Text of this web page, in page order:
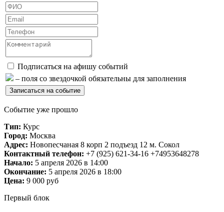
Подписаться на афишу событий
– поля со звездочкой обязательны для заполнения
Событие уже прошло
Тип: Курс
Город: Москва
Адрес: Новопесчаная 8 корп 2 подъезд 12 м. Сокол
Контактный телефон: +7 (925) 621-34-16 +74953648278
Начало: 5 апреля 2026 в 14:00
Окончание: 5 апреля 2026 в 18:00
Цена: 9 000 руб
Первый блок